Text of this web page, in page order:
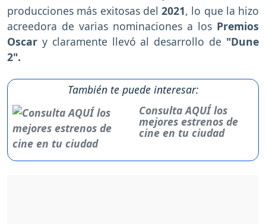
producciones más exitosas del 2021, lo que la hizo
acreedora de varias nominaciones a los Premios
Oscar y claramente llevó al desarrollo de "Dune
2".
También te puede interesar:
Consulta AQUÍ los
mejores estrenos de
cine en tu ciudad